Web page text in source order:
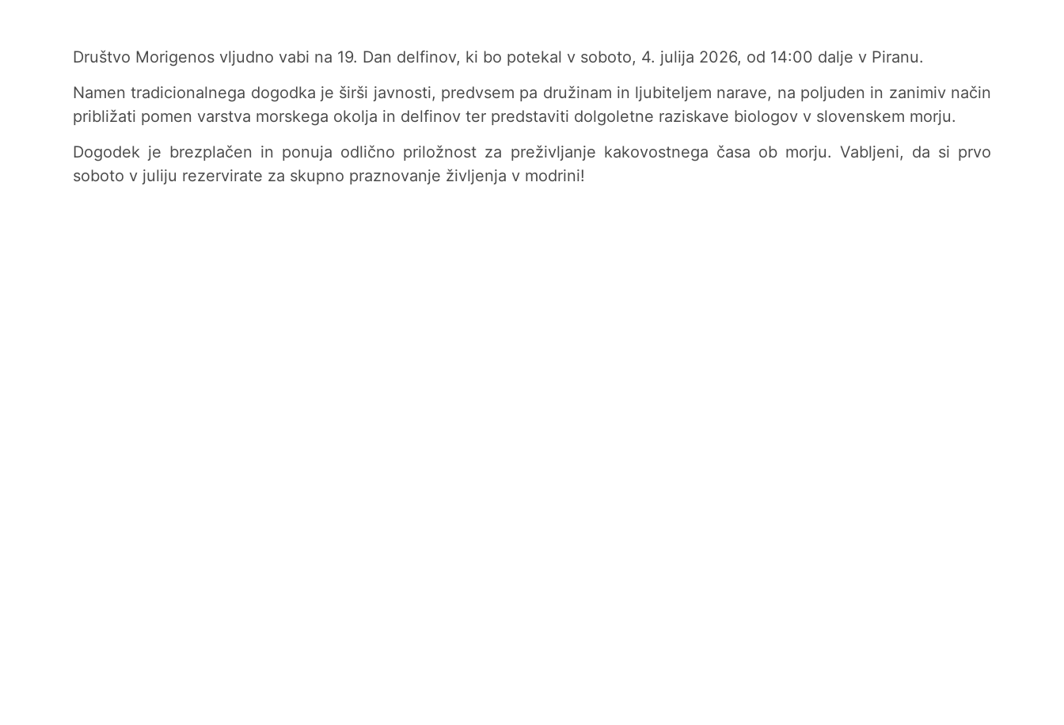
Društvo Morigenos vljudno vabi na 19. Dan delfinov, ki bo potekal v soboto, 4. julija 2026, od 14:00 dalje v Piranu.
Namen tradicionalnega dogodka je širši javnosti, predvsem pa družinam in ljubiteljem narave, na poljuden in zanimiv način
približati pomen varstva morskega okolja in delfinov ter predstaviti dolgoletne raziskave biologov v slovenskem morju.
Dogodek je brezplačen in ponuja odlično priložnost za preživljanje kakovostnega časa ob morju. Vabljeni, da si prvo
soboto v juliju rezervirate za skupno praznovanje življenja v modrini!